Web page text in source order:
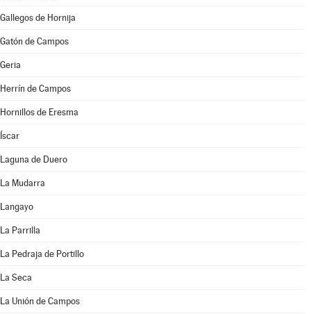
Gallegos de Hornija
Gatón de Campos
Geria
Herrín de Campos
Hornillos de Eresma
Íscar
Laguna de Duero
La Mudarra
Langayo
La Parrilla
La Pedraja de Portillo
La Seca
La Unión de Campos